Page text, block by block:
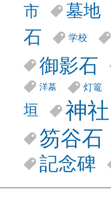
市
墓地
石
学校
御影石
洋墓 灯篭
垣
神社
笏谷石
記念碑